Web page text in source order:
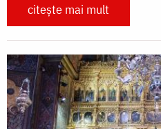
citește mai mult